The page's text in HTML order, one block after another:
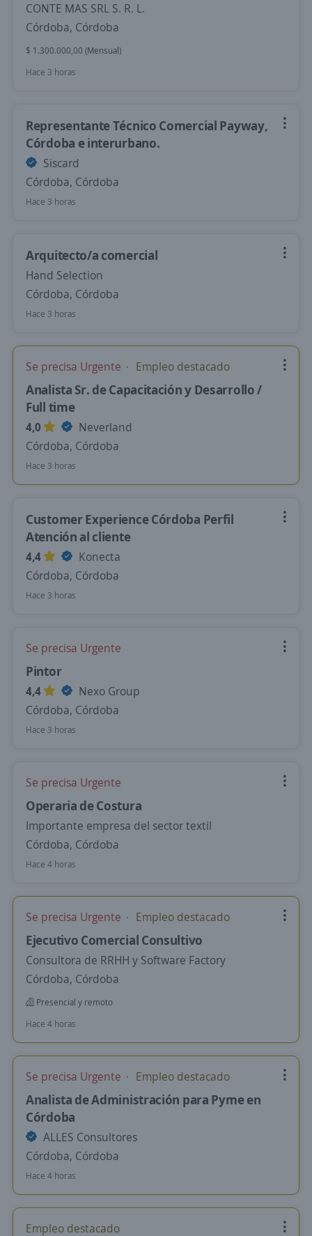
CONTE MAS SRL S. R. L.
Córdoba, Córdoba
$ 1.300.000,00 (Mensual)
Hace 3 horas
Representante Técnico Comercial Payway,
Córdoba e interurbano.
Siscard
Córdoba, Córdoba
Hace 3 horas
Arquitecto/a comercial
Hand Selection
Córdoba, Córdoba
Hace 3 horas
Se precisa Urgente Empleo destacado
Analista Sr. de Capacitación y Desarrollo /
Full time
4,0
Neverland
Córdoba, Córdoba
Hace 3 horas
Customer Experience Córdoba Perfil
Atención al cliente
4,4
Konecta
Córdoba, Córdoba
Hace 3 horas
Se precisa Urgente
Pintor
4,4
Nexo Group
Córdoba, Córdoba
Hace 3 horas
Se precisa Urgente
Operaria de Costura
Importante empresa del sector textil
Córdoba, Córdoba
Hace 4 horas
Se precisa Urgente Empleo destacado
Ejecutivo Comercial Consultivo
Consultora de RRHH y Software Factory
Córdoba, Córdoba
Presencial y remoto
Hace 4 horas
Se precisa Urgente Empleo destacado
Analista de Administración para Pyme en
Córdoba
ALLES Consultores
Córdoba, Córdoba
Hace 4 horas
Empleo destacado